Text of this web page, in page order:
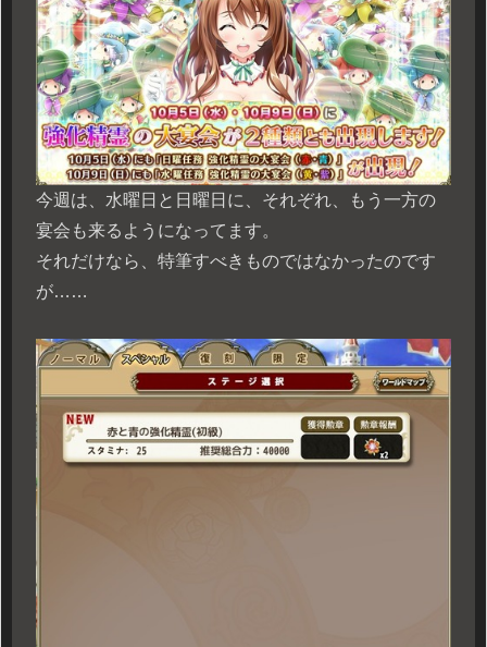
今週は、水曜日と日曜日に、それぞれ、もう一方の
宴会も来るようになってます。
それだけなら、特筆すべきものではなかったのです
が……